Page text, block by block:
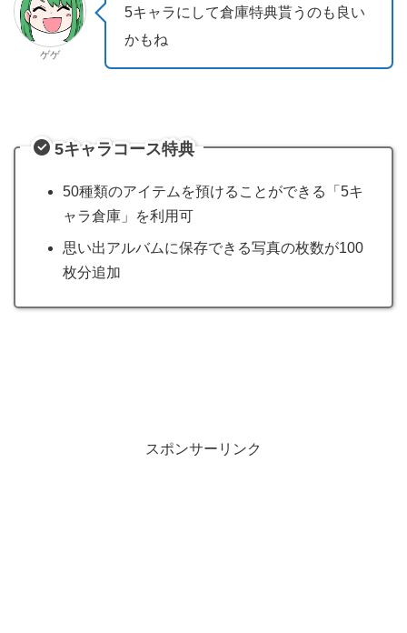
ゲゲ
5キャラにして倉庫特典貰うのも良い
かもね
5キャラコース特典
50種類のアイテムを預けることができる「5キ
ャラ倉庫」を利用可
思い出アルバムに保存できる写真の枚数が100
枚分追加
スポンサーリンク